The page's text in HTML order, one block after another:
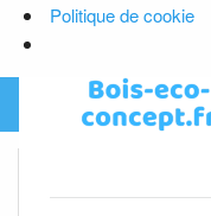
Politique de cookie